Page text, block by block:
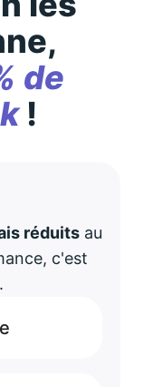
de
!
réduits au
c'est